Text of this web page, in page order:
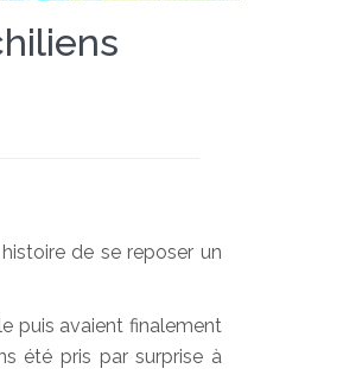
de se reposer un
puis avaient finalement
été pris par surprise à